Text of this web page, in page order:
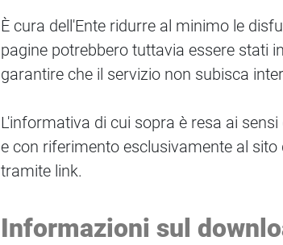
È cura dell'Ente ridurre al minimo le
pagine potrebbero tuttavia essere stati
garantire che il servizio non subisca
L'informativa di cui sopra è resa ai
e con riferimento esclusivamente al sito
tramite link.
Informazioni sul